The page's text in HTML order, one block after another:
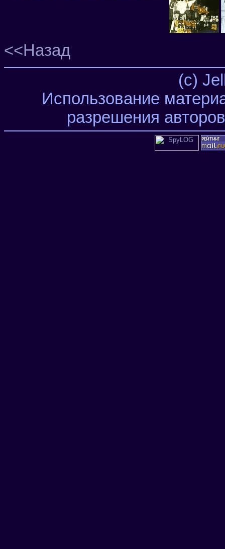
<<Назад
(c)
Использование
разрешения